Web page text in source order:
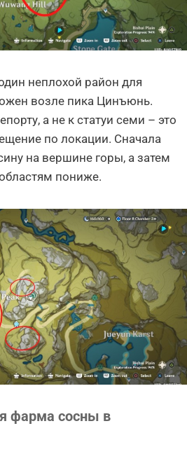
неплохой район для
возле пика Цинъюнь.
а не к статуи семи – это
по локации. Сначала
на вершине горы, а затем
пониже.
фарма сосны в